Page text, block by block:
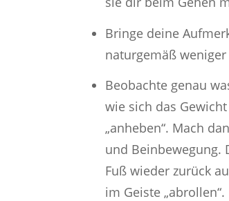
Bringe deine
naturgemäß
Beobachte genau
wie sich das
„anheben“. Mach
und Beinbewegung.
Fuß wieder zurück
im Geiste „abrollen“.